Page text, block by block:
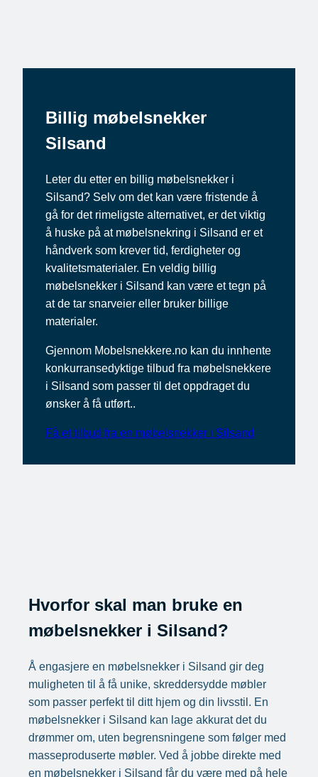
Billig møbelsnekker
Silsand
Leter du etter en billig møbelsnekker i
Silsand? Selv om det kan være fristende å
gå for det rimeligste alternativet, er det viktig
å huske på at møbelsnekring i Silsand er et
håndverk som krever tid, ferdigheter og
kvalitetsmaterialer. En veldig billig
møbelsnekker i Silsand kan være et tegn på
at de tar snarveier eller bruker billige
materialer.
Gjennom Mobelsnekkere.no kan du innhente
konkurransedyktige tilbud fra møbelsnekkere
i Silsand som passer til det oppdraget du
ønsker å få utført..
Få et tilbud fra en møbelsnekker i Silsand
Hvorfor skal man bruke en
møbelsnekker i Silsand?
Å engasjere en møbelsnekker i Silsand gir deg
muligheten til å få unike, skreddersydde møbler
som passer perfekt til ditt hjem og din livsstil. En
møbelsnekker i Silsand kan lage akkurat det du
drømmer om, uten begrensningene som følger med
masseproduserte møbler. Ved å jobbe direkte med
en møbelsnekker i Silsand får du være med på hele